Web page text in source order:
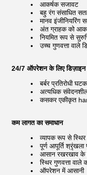
आकर्षक सजावट
बहु रंग संसाधित
मानव इंजीनियरिंग
अंत ग्राहक को
नियमित रूप से
उच्च गुणवत्ता वाले
24/7 ऑपरेशन के लिए डिज़ाइन
बर्बर प्रतिरोधी घटक
अत्यधिक संवेदनशील
कसकर एकीकृत
कम लागत का समाधान
व्यापक रूप से स्थिर
पूर्ण आपूर्ति श्रृंखला
आसान रखरखाव के
स्थिर गुणवत्ता वाले
ऑपरेशन में आसानी